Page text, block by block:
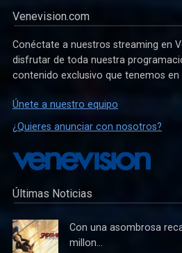
Venevision.com
Conéctate a nuestros streaming en
disfrutar de toda nuestra
contenido exclusivo que tenemos en
Únete a nuestro equipo
¿Quieres anunciar con nosotros?
Últimas Noticias
Con una asombrosa
millon...